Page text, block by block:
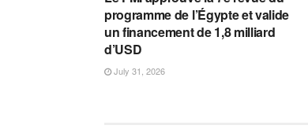
programme de l’Égypte et valide
un financement de 1,8 milliard
d’USD
July 31, 2026